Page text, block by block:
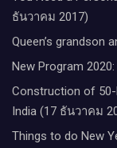
ธันวาคม 2017)
Queen’s grandson
New Program
Construction of
India (17 ธันวาคม
Things to do New